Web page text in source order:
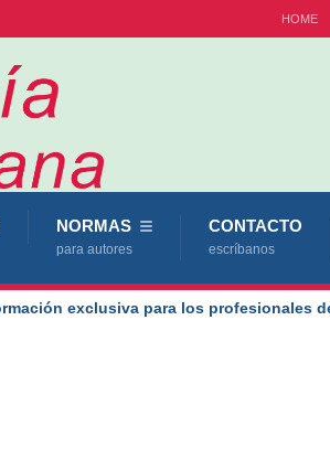
HOME
NORMAS
para autores
CONTACTO
escríbanos
exclusiva para los profesionales